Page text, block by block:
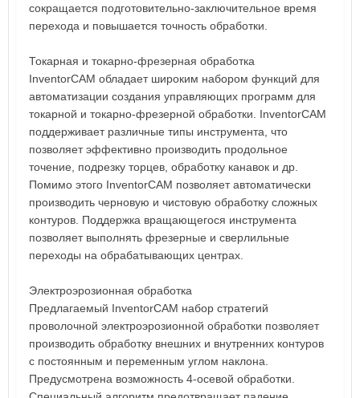
сокращается подготовительно-заключительное время
перехода и повышается точность обработки.
Токарная и токарно-фрезерная обработка
InventorCAM обладает широким набором функций для
автоматизации создания управляющих программ для
токарной и токарно-фрезерной обработки. InventorCAM
поддерживает различные типы инструмента, что
позволяет эффективно производить продольное
точение, подрезку торцев, обработку канавок и др.
Помимо этого InventorCAM позволяет автоматически
производить черновую и чистовую обработку сложных
контуров. Поддержка вращающегося инструмента
позволяет выполнять фрезерные и сверлильные
переходы на обрабатывающих центрах.
Электроэрозионная обработка
Предлагаемый InventorCAM набор стратегий
проволочной электроэрозионной обработки позволяет
производить обработку внешних и внутренних контуров
с постоянным и переменным углом наклона.
Предусмотрена возможность 4-осевой обработки.